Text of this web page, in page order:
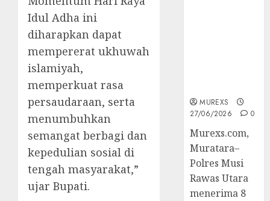
Idul Adha ini
diharapkan dapat
mempererat ukhuwah
islamiyah,
memperkuat rasa
persaudaraan, serta
menumbuhkan
semangat berbagi dan
kepedulian sosial di
tengah masyarakat,”
ujar Bupati.
MUREXS
27/06/2026
0
Murexs.com,
Muratara–
Polres Musi
Rawas Utara
menerima 8